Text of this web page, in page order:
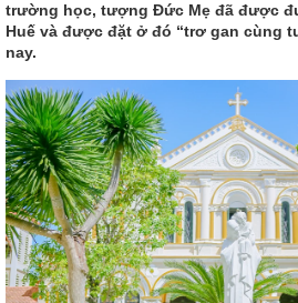
trường học, tượng Đức Mẹ đã được
Huế và được đặt ở đó “trơ gan cùng
nay.